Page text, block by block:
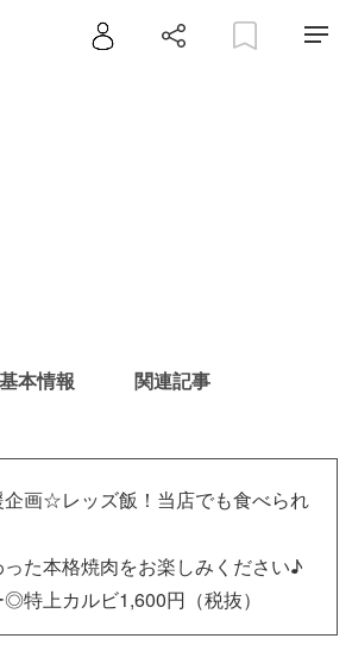
基本情報 関連記事
画☆レッズ飯！当店でも食べられ
た本格焼肉をお楽しみください♪
特上カルビ1,600円（税抜）